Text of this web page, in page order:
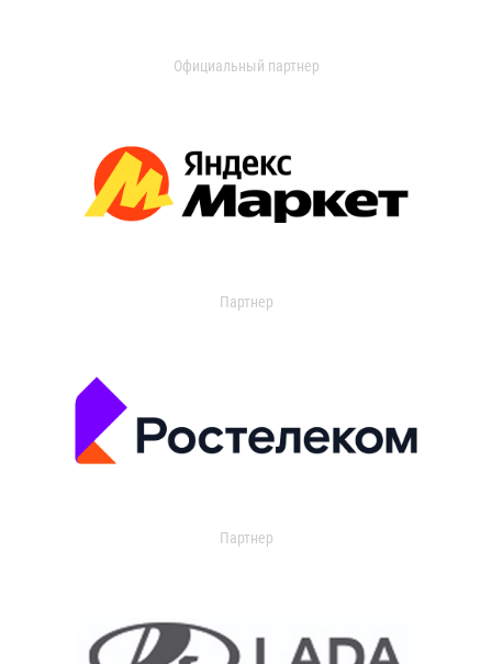
Официальный партнер
Партнер
Партнер